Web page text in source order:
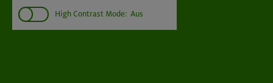
High Contrast Mode: Aus